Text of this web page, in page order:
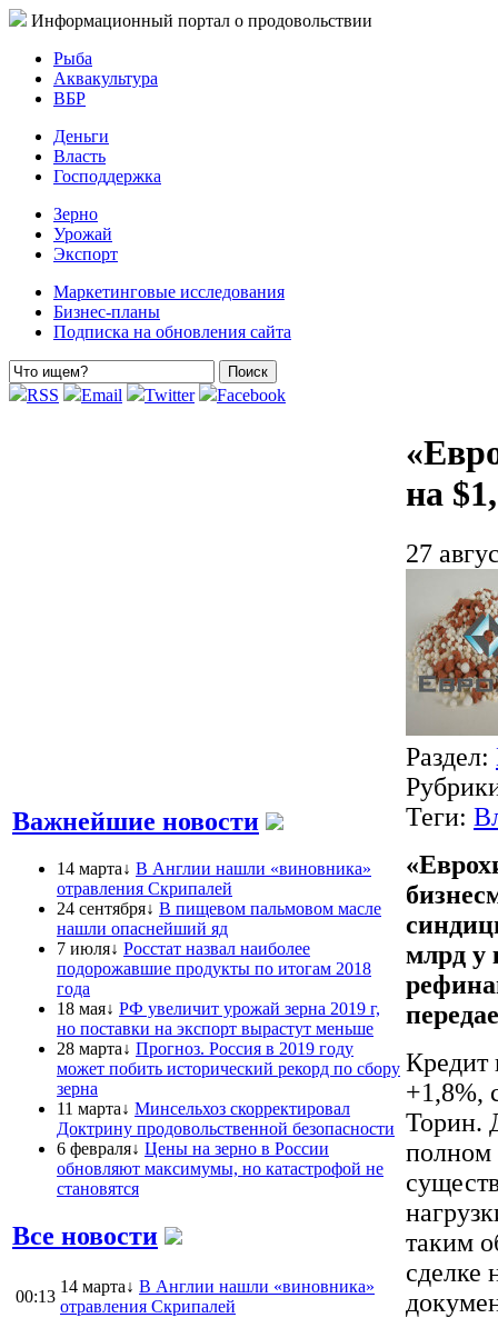
Информационный портал о продовольствии
Рыба
Аквакультура
ВБР
Деньги
Власть
Господдержка
Зерно
Урожай
Экспорт
Маркетинговые исследования
Бизнес-планы
Подписка на обновления сайта
RSS Email Twitter Facebook
Важнейшие новости
14 марта↓ В Англии нашли «виновника»
отравления Скрипалей
24 сентября↓ В пищевом пальмовом масле
нашли опаснейший яд
7 июля↓ Росстат назвал наиболее
подорожавшие продукты по итогам 2018
года
18 мая↓ РФ увеличит урожай зерна 2019 г,
но поставки на экспорт вырастут меньше
28 марта↓ Прогноз. Россия в 2019 году
может побить исторический рекорд по сбору
зерна
11 марта↓ Минсельхоз скорректировал
Доктрину продовольственной безопасности
6 февраля↓ Цены на зерно в России
обновляют максимумы, но катастрофой не
становятся
Все новости
00:13
14 марта↓ В Англии нашли «виновника»
отравления Скрипалей
на
27
Раздел:
Теги:
млрд у
Кредит
+1,8%,
Торин.
полном
таким
сделке